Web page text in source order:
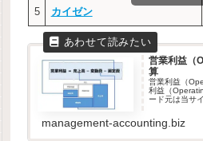
5 カイゼン
営業利益（
算
営業利益（
利益（
ード元は当サ
営されていま
management-accounting.biz